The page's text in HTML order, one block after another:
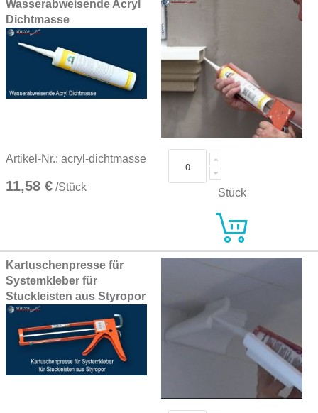
Wasserabweisende Acryl
Dichtmasse
Artikel-Nr.: acryl-dichtmasse
11,58 € /Stück Stück
Kartuschenpresse für
Systemkleber für
Stuckleisten aus Styropor